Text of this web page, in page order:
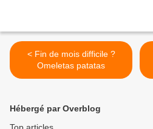
< Fin de mois difficile ?
Omeletas patatas
Hébergé par Overblog